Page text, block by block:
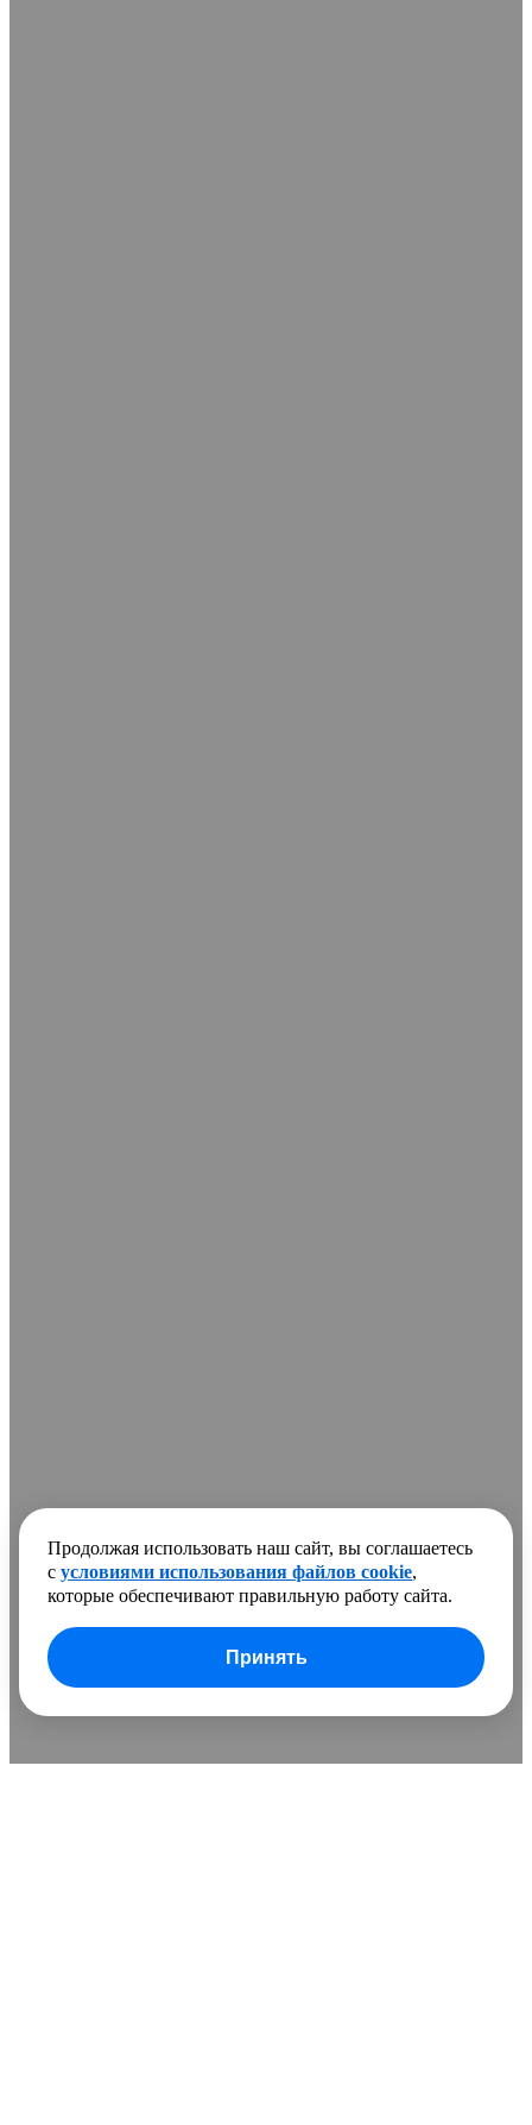
В сравнении добавлено
Развернуть
Очистить список
Продолжая использовать наш сайт, вы соглашаетесь
с условиями использования файлов cookie,
которые обеспечивают правильную работу сайта.
Принять